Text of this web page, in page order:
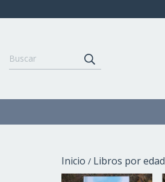
Inicio / Libros por edad